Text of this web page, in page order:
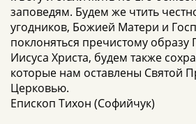
заповедям. Будем же чтить
угодников, Божией Матери и
поклоняться пречистому образу
Иисуса Христа, будем также
которые нам оставлены Святой
Церковью.
Епископ Тихон (Софийчук)